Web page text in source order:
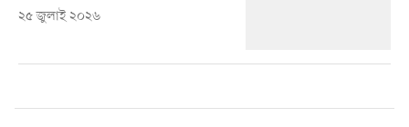
২৫ জুলাই ২০২৬